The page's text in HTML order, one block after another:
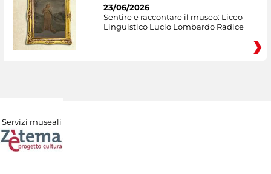
23/06/2026
Sentire e raccontare il museo: Liceo
Linguistico Lucio Lombardo Radice
Servizi museali